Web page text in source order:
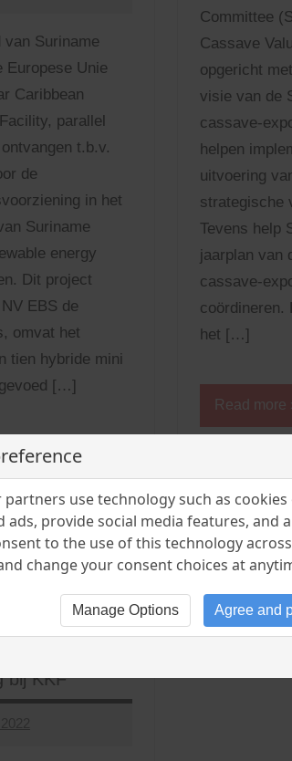
van Suriname
Europese Unie
Caribbean
parallel
t.b.v.
de
in het
Suriname
energy
Dit project
EBS de
omvat het
tien hybride mini
[…]
Committee
Cassave
opgericht
visie van de
cassave-
helpen
uitvoering
strategische
Tevens help
jaarplan van
cassave-
coördineren.
het […]
Read more
Industrie
Landbouw
Modelakte
bij KKF
partners use technology such as
ads, provide social media features, and
to the use of this technology
change your consent choices at
Manage Options Agree and